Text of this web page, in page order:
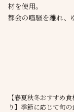
材を使用。
都会の喧騒を離れ、
【春夏秋冬おすすめ食
り】季節に応じて旬の